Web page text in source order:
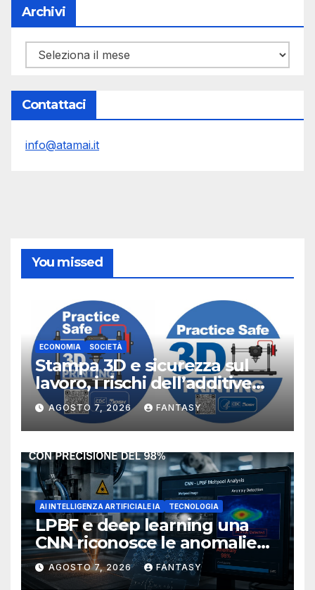
Archivi
Archivi
Contattaci
info@atamai.it
You missed
ECONOMIA SOCIETÀ
Stampa 3D e sicurezza sul
lavoro, i rischi dell’additive
manufacturing secondo
NIOSH
AGOSTO 7, 2026 FANTASY
AI INTELLIGENZA ARTIFICIALE IA TECNOLOGIA
LPBF e deep learning una
CNN riconosce le anomalie
del bagno di fusione
AGOSTO 7, 2026 FANTASY